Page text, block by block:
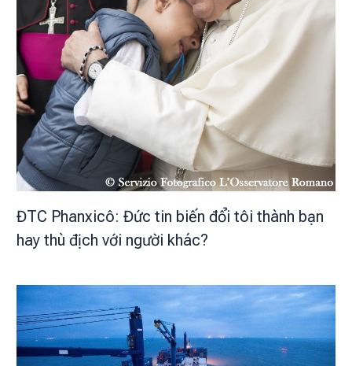
ĐTC Phanxicô: Đức tin biến đổi tôi thành bạn
hay thù địch với người khác?